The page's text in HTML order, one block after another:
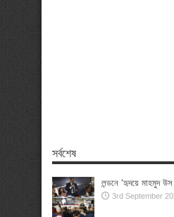
সর্বশেষ
লন্ডনে ‘হৃদয়ে মাহমুদ
3rd September